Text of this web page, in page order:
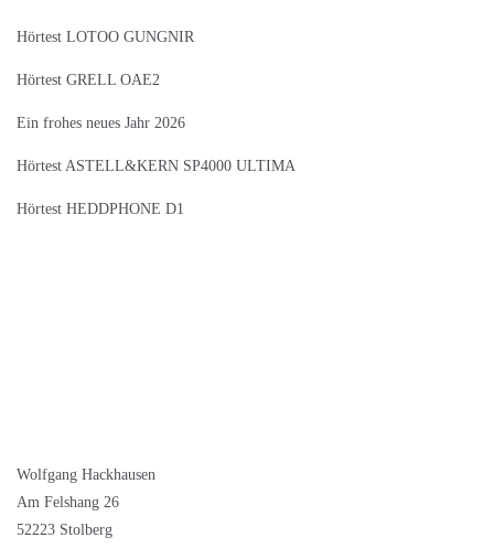
Hörtest LOTOO GUNGNIR
Hörtest GRELL OAE2
Ein frohes neues Jahr 2026
Hörtest ASTELL&KERN SP4000 ULTIMA
Hörtest HEDDPHONE D1
Wolfgang Hackhausen
Am Felshang 26
52223 Stolberg